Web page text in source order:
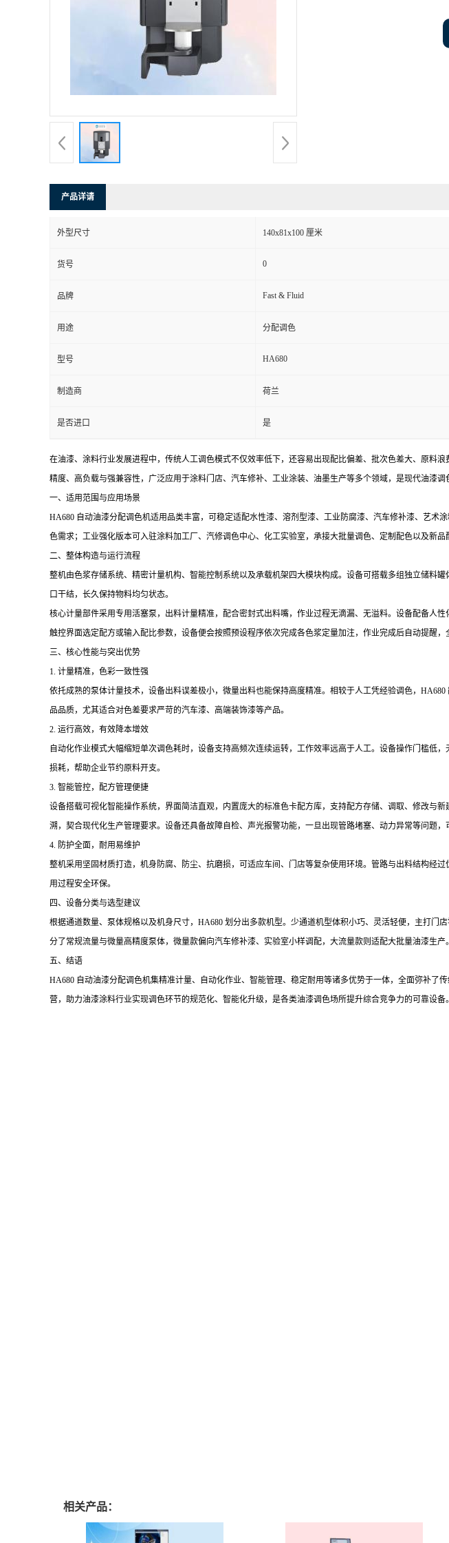
产品详请
外型尺寸 140x81x100 厘米
货号 0
品牌 Fast & Fluid
用途 分配调色
型号 HA680
制造商 荷兰
是否进口 是
在油漆、涂料行业发展进程中，传统人工调色模式不仅效率低下，还容易出现配比偏差、批次色差大、原料
精度、高负载与强兼容性，广泛应用于涂料门店、汽车修补、工业涂装、油墨生产等多个领域，是现代油漆调
一、适用范围与应用场景
HA680 自动油漆分配调色机适用品类丰富，可稳定适配水性漆、溶剂型漆、工业防腐漆、汽车修补漆、艺
色需求；工业强化版本可入驻涂料加工厂、汽修调色中心、化工实验室，承接大批量调色、定制配色以及新
二、整体构造与运行流程
整机由色浆存储系统、精密计量机构、智能控制系统以及承载机架四大模块构成。设备可搭载多组独立储料
口干结，长久保持物料均匀状态。
核心计量部件采用专用活塞泵，出料计量精准，配合密封式出料嘴，作业过程无滴漏、无溢料。设备配备人
触控界面选定配方或输入配比参数，设备便会按照预设程序依次完成各色浆定量加注，作业完成后自动提醒，
三、核心性能与突出优势
1. 计量精准，色彩一致性强
依托成熟的泵体计量技术，设备出料误差极小，微量出料也能保持高度精准。相较于人工凭经验调色，
品品质，尤其适合对色差要求严苛的汽车漆、高端装饰漆等产品。
2. 运行高效，有效降本增效
自动化作业模式大幅缩短单次调色耗时，设备支持高频次连续运转，工作效率远高于人工。设备操作门槛低
损耗，帮助企业节约原料开支。
3. 智能管控，配方管理便捷
设备搭载可视化智能操作系统，界面简洁直观，内置庞大的标准色卡配方库，支持配方存储、调取、修改与
溯，契合现代化生产管理要求。设备还具备故障自检、声光报警功能，一旦出现管路堵塞、动力异常等问题，
4. 防护全面，耐用易维护
整机采用坚固材质打造，机身防腐、防尘、抗磨损，可适应车间、门店等复杂使用环境。管路与出料结构经
用过程安全环保。
四、设备分类与选型建议
根据通道数量、泵体规格以及机身尺寸，HA680 划分出多款机型。少通道机型体积小巧、灵活轻便，主打
分了常规流量与微量高精度泵体，微量款偏向汽车修补漆、实验室小样调配，大流量款则适配大批量油漆生
五、结语
HA680 自动油漆分配调色机集精准计量、自动化作业、智能管理、稳定耐用等诸多优势于一体，全面弥补
营，助力油漆涂料行业实现调色环节的规范化、智能化升级，是各类油漆调色场所提升综合竞争力的可靠设备。
相关产品：